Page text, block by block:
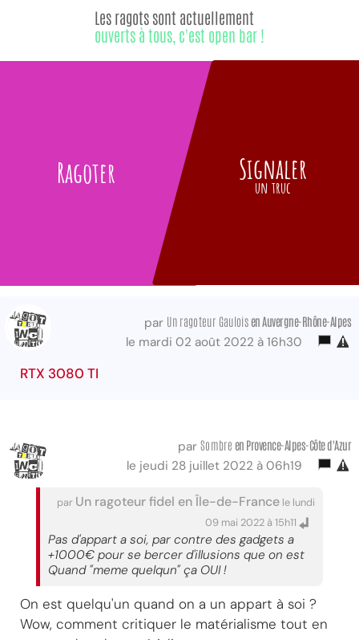
Ragoter
Les ragots sont actuellement
ouverts à tous, c'est open bar !
Signaler
un truc
par Un ragoteur Gaulois en Auvergne-Rhône-Alpes
le mardi 02 août 2022 à 16h30
RTX 3080 TI
par Sombre en Provence-Alpes-Côte d'Azur
le jeudi 28 juillet 2022 à 06h19
par Un ragoteur fidel en Île-de-France le lundi
09 mai 2022 à 15h11
Pas d'appart a soi, par contre des gadgets a
+1000€ pour se bercer d'illusions que on est
Quand "meme quelqun" ça OUI !
On est quelqu'un quand on a un appart à soi ?
Wow, comment critiquer le matérialisme tout en